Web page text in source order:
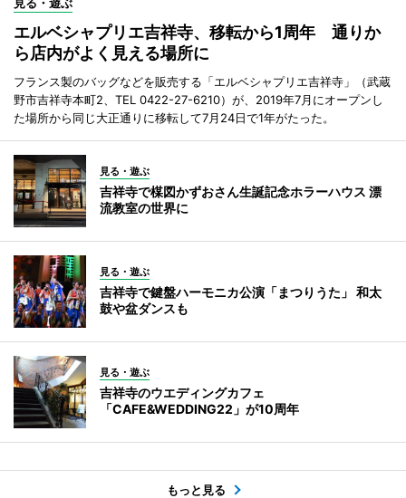
エルベシャプリエ吉祥寺、移転から1周年 通りか
ら店内がよく見える場所に
フランス製のバッグなどを販売する「エルベシャプリエ吉祥寺」（武蔵
野市吉祥寺本町2、TEL 0422-27-6210）が、2019年7月にオープンし
た場所から同じ大正通りに移転して7月24日で1年がたった。
見る・遊ぶ
吉祥寺で楳図かずおさん生誕記念ホラーハウス 漂
流教室の世界に
見る・遊ぶ
吉祥寺で鍵盤ハーモニカ公演「まつりうた」 和太
鼓や盆ダンスも
見る・遊ぶ
吉祥寺のウエディングカフェ
「CAFE&WEDDING22」が10周年
もっと見る